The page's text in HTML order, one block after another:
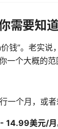
需要知
钱”。老实
一个大概的范
一个月，或
14.99美元/月